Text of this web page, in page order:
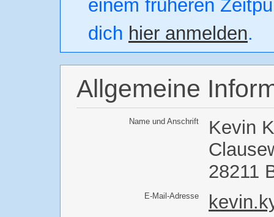
einem früheren
dich hier anmelden.
Allgemeine
Name und Anschrift
Kevin
28211
E-Mail-Adresse